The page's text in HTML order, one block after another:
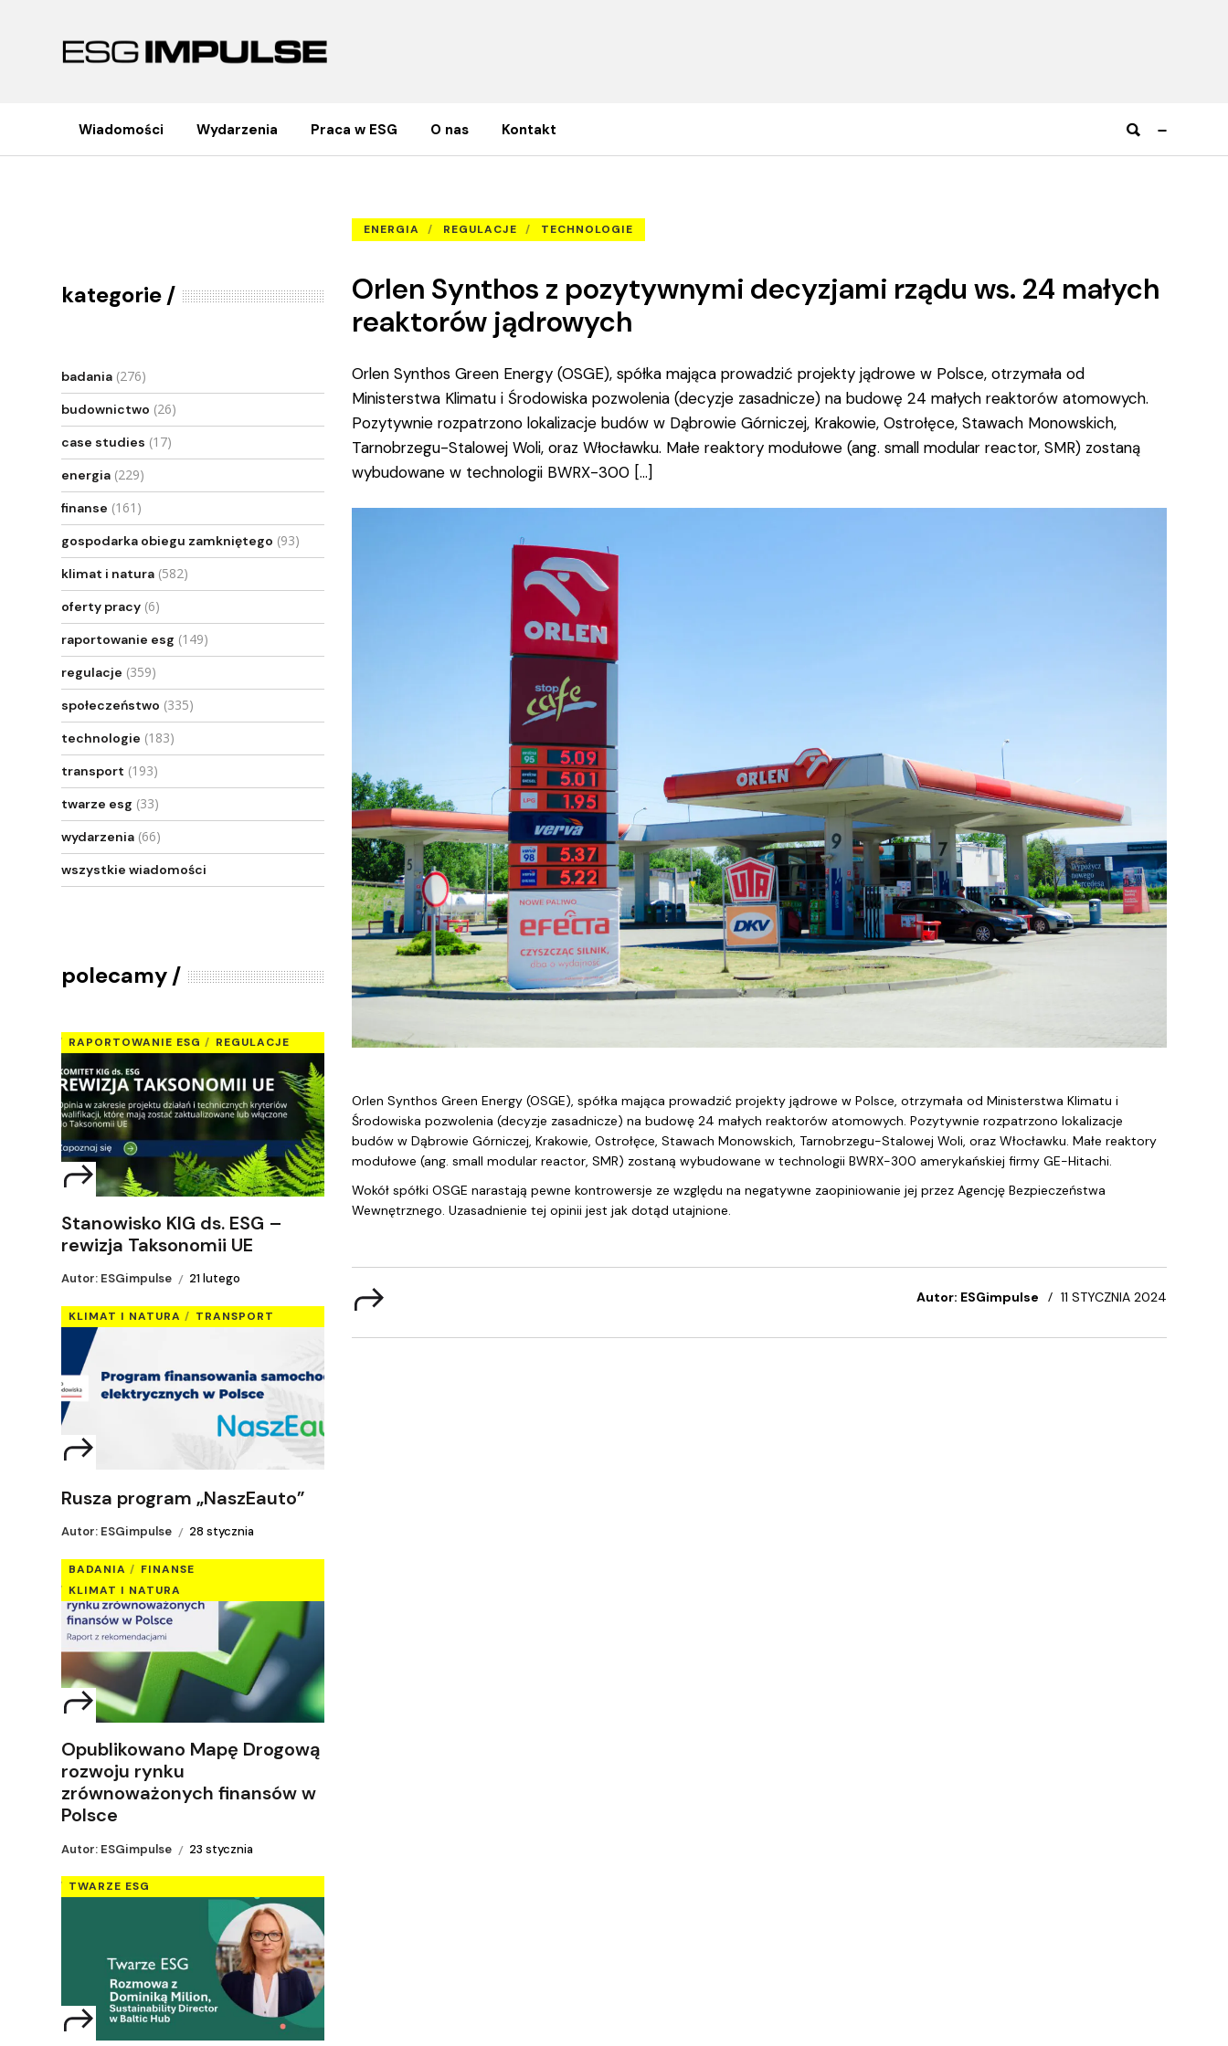
Wiadomości Wydarzenia Praca w ESG O nas Kontakt
kategorie
badania (276)
budownictwo (26)
case studies (17)
energia (229)
finanse (161)
gospodarka obiegu zamkniętego (93)
klimat i natura (582)
oferty pracy (6)
raportowanie esg (149)
regulacje (359)
społeczeństwo (335)
technologie (183)
transport (193)
twarze esg (33)
wydarzenia (66)
wszystkie wiadomości
polecamy
RAPORTOWANIE ESG REGULACJE
Stanowisko KIG ds. ESG –
rewizja Taksonomii UE
Autor: ESGimpulse 21 lutego
KLIMAT I NATURA TRANSPORT
Rusza program „NaszEauto”
Autor: ESGimpulse 28 stycznia
BADANIA
FINANSE
KLIMAT I NATURA
Opublikowano Mapę Drogową
rozwoju rynku
zrównoważonych finansów w
Polsce
Autor: ESGimpulse 23 stycznia
TWARZE ESG
ENERGIA REGULACJE TECHNOLOGIE
Orlen Synthos z pozytywnymi decyzjami rządu ws. 24 małych
reaktorów jądrowych
Orlen Synthos Green Energy (OSGE), spółka mająca prowadzić projekty jądrowe w Polsce, otrzymała od
Ministerstwa Klimatu i Środowiska pozwolenia (decyzje zasadnicze) na budowę 24 małych reaktorów atomowych.
Pozytywnie rozpatrzono lokalizacje budów w Dąbrowie Górniczej, Krakowie, Ostrołęce, Stawach Monowskich,
Tarnobrzegu-Stalowej Woli, oraz Włocławku. Małe reaktory modułowe (ang. small modular reactor, SMR) zostaną
wybudowane w technologii BWRX-300 […]
Orlen Synthos Green Energy (OSGE), spółka mająca prowadzić projekty jądrowe w Polsce, otrzymała od Ministerstwa Klimatu i
Środowiska pozwolenia (decyzje zasadnicze) na budowę 24 małych reaktorów atomowych. Pozytywnie rozpatrzono lokalizacje
budów w Dąbrowie Górniczej, Krakowie, Ostrołęce, Stawach Monowskich, Tarnobrzegu-Stalowej Woli, oraz Włocławku. Małe reaktory
modułowe (ang. small modular reactor, SMR) zostaną wybudowane w technologii BWRX-300 amerykańskiej firmy GE-Hitachi.
Wokół spółki OSGE narastają pewne kontrowersje ze względu na negatywne zaopiniowanie jej przez Agencję Bezpieczeństwa
Wewnętrznego. Uzasadnienie tej opinii jest jak dotąd utajnione.
Autor: ESGimpulse 11 STYCZNIA 2024